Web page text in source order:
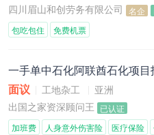
四川眉山和创劳务有限公司 名企
包吃包住 免费机票
一手单中石化阿联酋石化项
面议
工地杂工
亚洲
出国之家资深顾问王 已认证
加班费 人身意外伤害险 医疗保险